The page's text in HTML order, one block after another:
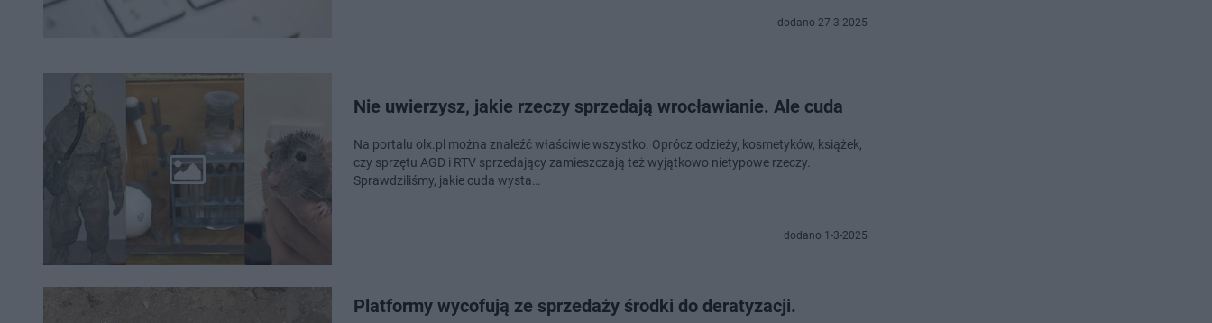
dodano 27-3-2025
Nie uwierzysz, jakie rzeczy sprzedają wrocławianie. Ale cuda
Na portalu olx.pl można znaleźć właściwie wszystko. Oprócz odzieży, kosmetyków, książek,
czy sprzętu AGD i RTV sprzedający zamieszczają też wyjątkowo nietypowe rzeczy.
Sprawdziliśmy, jakie cuda wysta…
dodano 1-3-2025
Platformy wycofują ze sprzedaży środki do deratyzacji.